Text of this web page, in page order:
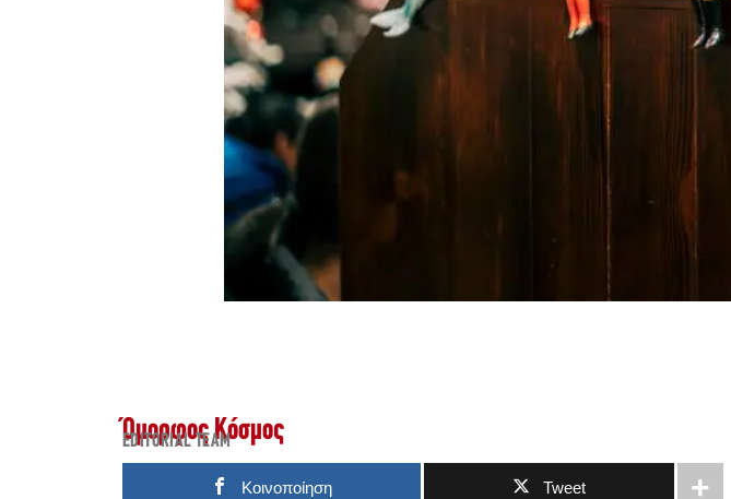
Όμορφος Κόσμος
EDITORIAL TEAM
Κοινοποίηση Tweet